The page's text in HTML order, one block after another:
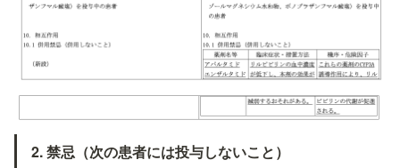
2. 禁忌（次の患者には投与しないこと）